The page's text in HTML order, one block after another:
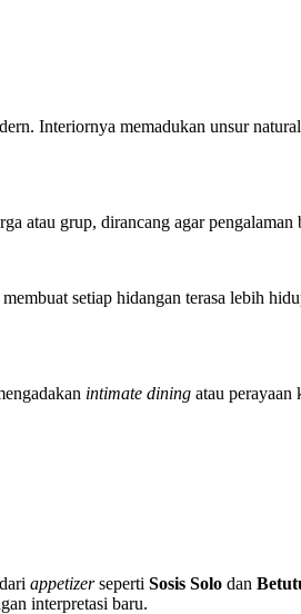
Interiornya memadukan unsur
atau grup, dirancang agar
setiap hidangan terasa lebih
intimate dining atau perayaan
appetizerseperti Sosis Solo dan
interpretasi baru.